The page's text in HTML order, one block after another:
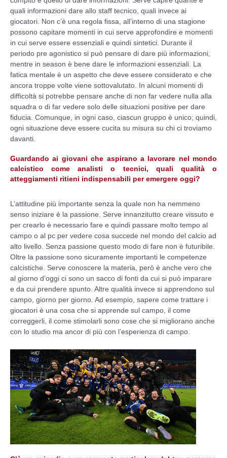
quali informazioni dare allo staff tecnico, quali invece ai
giocatori. Non c’è una regola fissa, all’interno di una stagione
possono capitare momenti in cui serve approfondire e momenti
in cui serve essere essenziali e quindi sintetici. Durante il
periodo pre agonistico si può pensare di dare più informazioni,
mentre in season è bene dare le informazioni essenziali. La
fatica mentale è un aspetto che deve essere considerato e che
ancora troppe volte viene sottovalutato. In alcuni momenti di
difficoltà si potrebbe pensare anche di non far vedere nulla alla
squadra o di far vedere solo delle situazioni positive per dare
fiducia. Comunque, in ogni caso, ciascun gruppo è unico; quindi,
ogni situazione deve essere cucita su misura su chi ci troviamo
davanti.
Guardando ai giovani che aspirano a lavorare nel mondo
calcistico come analisti o tecnici, quali qualità o
atteggiamenti ritieni indispensabili per emergere oggi?
L’attitudine più importante senza la quale non ha nemmeno
senso iniziare è la passione. Serve innanzitutto creare vissuto e
per crearlo è necessario fare e quindi passare molto tempo al
campo o al pc per vedere cosa succede nel mondo del calcio ad
alto livello. Senza passione questo modo di fare non è futuribile.
Oltre la passione sono sicuramente importanti le competenze
calcistiche. Serve conoscere la materia, però è anche vero che
al giorno d’oggi ci sono un sacco di fonti da cui si può imparare
e da cui prendere spunto. Altre qualità invece si apprendono sul
campo, giorno per giorno. Ad esempio, sapere come trattare i
giocatori è una cosa che si apprende sul campo, il come
correggerli, il come stimolarli sono cose che si migliorano anche
con lo studio ma ancor di più con l’esperienza di campo.